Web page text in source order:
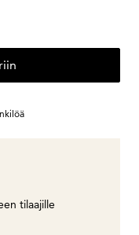
tilaajille